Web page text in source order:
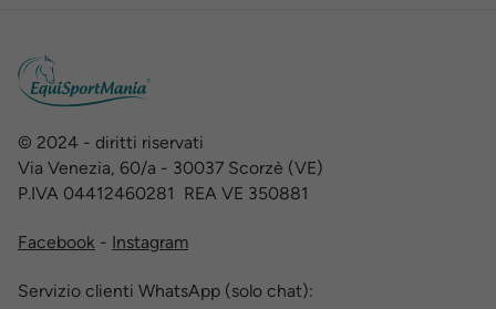
© 2024 - diritti riservati
Via Venezia, 60/a - 30037 Scorzè (VE)
P.IVA 04412460281 REA VE 350881
Facebook - Instagram
Servizio clienti WhatsApp (solo chat):